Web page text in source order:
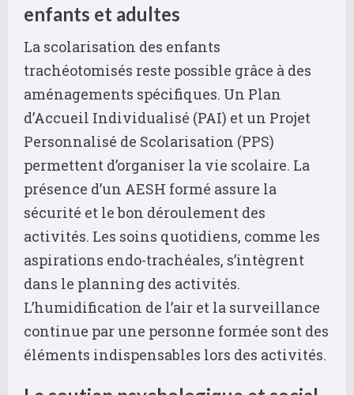
enfants et adultes
La scolarisation des enfants
trachéotomisés reste possible grâce à des
aménagements spécifiques. Un Plan
d’Accueil Individualisé (PAI) et un Projet
Personnalisé de Scolarisation (PPS)
permettent d’organiser la vie scolaire. La
présence d’un AESH formé assure la
sécurité et le bon déroulement des
activités. Les soins quotidiens, comme les
aspirations endo-trachéales, s’intègrent
dans le planning des activités.
L’humidification de l’air et la surveillance
continue par une personne formée sont des
éléments indispensables lors des activités.